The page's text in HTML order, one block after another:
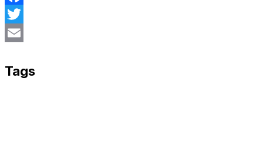
Facebook
Twitter
Tags